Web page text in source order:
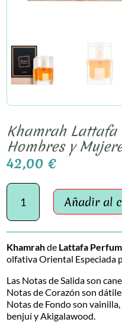
Khamrah Lattafa
Hombres y
42,00€
Khamrah
Lattafa
para
Hombres
y
Mujeres
cantidad
Añadir al
Khamrahde Lattafa
olfativa Oriental Especiada
Las Notas de Salida son
Notas de Corazón son
Notas de Fondo son
benjuí y Akigalawood.